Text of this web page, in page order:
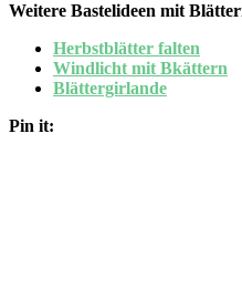
Weitere Bastelideen mit
Herbstblätter falten
Windlicht mit Bkättern
Blättergirlande
Pin it: